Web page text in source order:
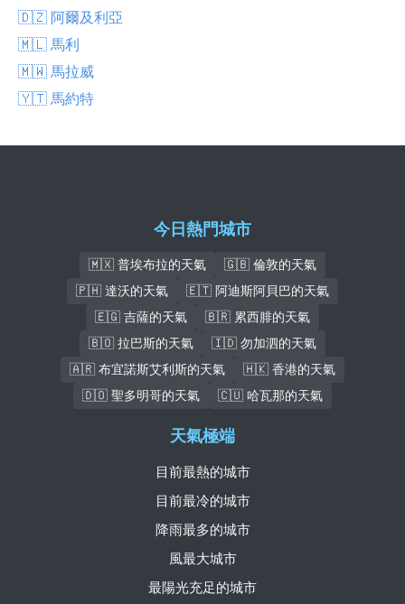
🇩🇿 阿爾及利亞
🇲🇱 馬利
🇲🇼 馬拉威
🇾🇹 馬約特
今日熱門城市
🇲🇽 普埃布拉的天氣
🇬🇧 倫敦的天氣
🇵🇭 達沃的天氣
🇪🇹 阿迪斯阿貝巴的天氣
🇪🇬 吉薩的天氣
🇧🇷 累西腓的天氣
🇧🇴 拉巴斯的天氣
🇮🇩 勿加泗的天氣
🇦🇷 布宜諾斯艾利斯的天氣
🇭🇰 香港的天氣
🇩🇴 聖多明哥的天氣
🇨🇺 哈瓦那的天氣
天氣極端
目前最熱的城市
目前最冷的城市
降雨最多的城市
風最大城市
最陽光充足的城市